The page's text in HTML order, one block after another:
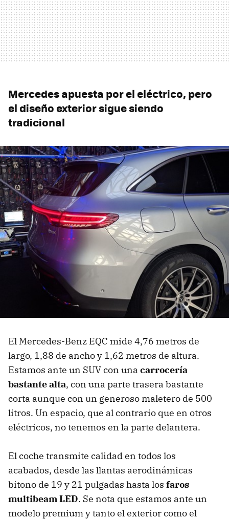
Mercedes apuesta por el eléctrico, pero
el diseño exterior sigue siendo
tradicional
El Mercedes-Benz EQC mide 4,76 metros de
largo, 1,88 de ancho y 1,62 metros de altura.
Estamos ante un SUV con una carrocería
bastante alta, con una parte trasera bastante
corta aunque con un generoso maletero de 500
litros. Un espacio, que al contrario que en otros
eléctricos, no tenemos en la parte delantera.
El coche transmite calidad en todos los
acabados, desde las llantas aerodinámicas
bitono de 19 y 21 pulgadas hasta los faros
multibeam LED. Se nota que estamos ante un
modelo premium y tanto el exterior como el